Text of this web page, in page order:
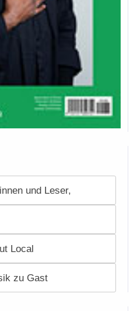
und Leser,
Local
zu Gast